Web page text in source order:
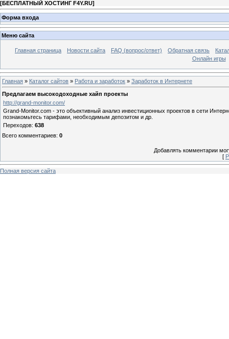
[БЕСПЛАТНЫЙ ХОСТИНГ F4Y.RU]
Форма входа
Меню сайта
Главная страница Новости сайта FAQ (вопрос/ответ) Обратная связь
Онлайн игры
Главная » Каталог сайтов » Работа и заработок » Заработок в Интернете
Предлагаем высокодоходные хайп проекты
http://grand-monitor.com/
Grand-Monitor.com - это объективный анализ инвестиционных проектов в сети
познакомьтесь тарифами, необходимым депозитом и др.
Переходов: 638
Всего комментариев: 0
Добавлять комментарии
[
Полная версия сайта